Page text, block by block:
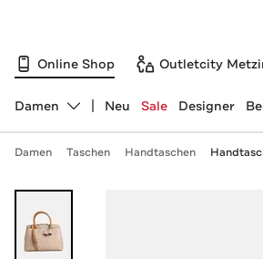
Online Shop Outletcity
Abteilung ändern, ausgewählt:
Damen Neu Sale Designer
Damen Taschen Handtaschen